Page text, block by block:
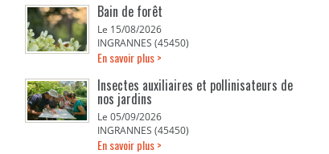
Bain de forêt
Le 15/08/2026
INGRANNES (45450)
En savoir plus >
Insectes auxiliaires et pollinisateurs de
nos jardins
Le 05/09/2026
INGRANNES (45450)
En savoir plus >